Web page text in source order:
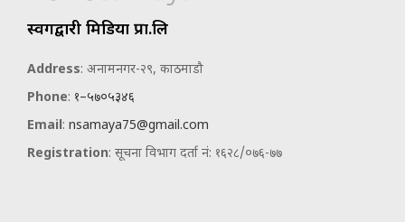
स्वर्गद्वारी मिडिया प्रा.लि
Address: अनामनगर-२९, काठमाडौ
Phone: १–५७०५३४६
Email: nsamaya75@gmail.com
Registration: सूचना विभाग दर्ता नं: १६२८/०७६-७७